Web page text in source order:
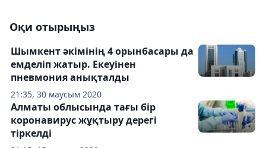
Оқи отырыңыз
21:35, 30 маусым 2020
Шымкент әкімінің 4 орынбасары да
емделіп жатыр. Екеуінен
пневмония анықталды
Алматы облысында тағы бір
коронавирус жұқтыру дерегі
тіркелді